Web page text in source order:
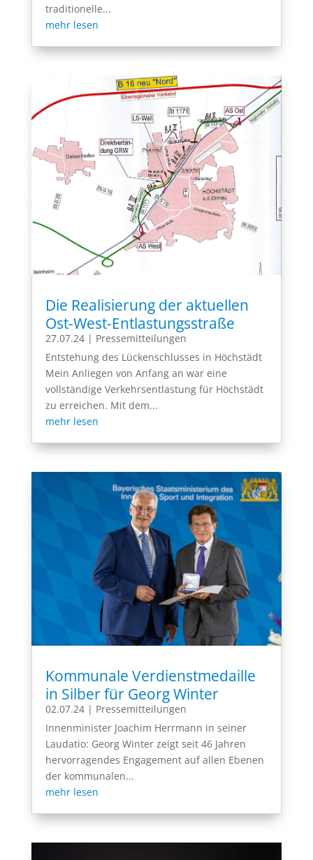
traditionelle...
mehr lesen
Die Realisierung der aktuellen
Ost-West-Entlastungsstraße
27.07.24| Pressemitteilungen
Entstehung des Lückenschlusses in Höchstädt
Mein Anliegen von Anfang an war eine
vollständige Verkehrsentlastung für Höchstädt
zu erreichen. Mit dem...
mehr lesen
Kommunale Verdienstmedaille
in Silber für Georg Winter
02.07.24| Pressemitteilungen
Innenminister Joachim Herrmann in seiner
Laudatio: Georg Winter zeigt seit 46 Jahren
hervorragendes Engagement auf allen Ebenen
der kommunalen...
mehr lesen